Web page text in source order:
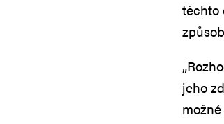
těchto
jeho